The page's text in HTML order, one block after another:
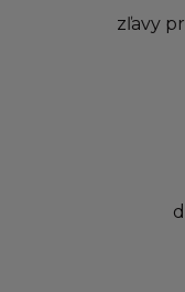
zľavy